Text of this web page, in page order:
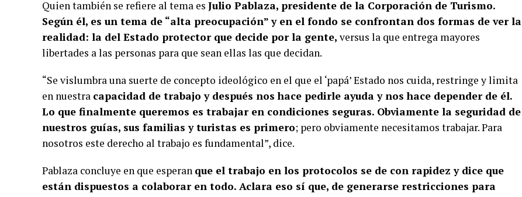
Quien también se refiere al tema es Julio Pablaza, presidente de la Corporación de Turismo.
Según él, es un tema de “alta preocupación” y en el fondo se confrontan dos formas de ver la
realidad: la del Estado protector que decide por la gente, versus la que entrega mayores
libertades a las personas para que sean ellas las que decidan.
“Se vislumbra una suerte de concepto ideológico en el que el ‘papá’ Estado nos cuida, restringe y limita
en nuestra capacidad de trabajo y después nos hace pedirle ayuda y nos hace depender de él.
Lo que finalmente queremos es trabajar en condiciones seguras. Obviamente la seguridad de
nuestros guías, sus familias y turistas es primero; pero obviamente necesitamos trabajar. Para
nosotros este derecho al trabajo es fundamental”, dice.
Pablaza concluye en que esperan que el trabajo en los protocolos se de con rapidez y dice que
están dispuestos a colaborar en todo. Aclara eso sí que, de generarse restricciones para